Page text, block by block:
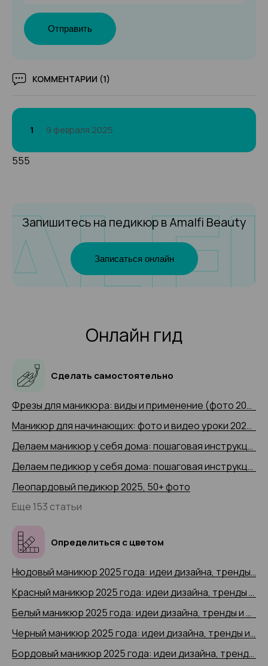
Отправить
КОММЕНТАРИИ (1)
1 9 февраля 2025
555
Запишитесь на педикюрв Amalfi Beauty
Записаться онлайн
Онлайн гид
Сделать самостоятельно
Фрезы для маникюра: виды и применение (фото 2025 и видео-примеры)
Маникюр для начинающих: фото и видео уроки 2025 года
Делаем маникюр у себя дома: пошаговая инструкция 2025 (+ видео)
Делаем педикюр у себя дома: пошаговая инструкция 2025 года с 50+ фото
Леопардовый педикюр 2025, 50+ фото
Еще 153 статьи
Определиться с цветом
Нюдовый маникюр 2025 года: идеи дизайна, тренды и новинки, 200+ фото
Красный маникюр 2025 года: идеи дизайна, тренды и новинки, 200+ фото
Белый маникюр 2025 года: идеи дизайна, тренды и новинки, 200+ фото
Черный маникюр 2025 года: идеи дизайна, тренды и новинки, 200+ фото
Бордовый маникюр 2025 года: идеи дизайна, тренды и новинки, 200+ фото